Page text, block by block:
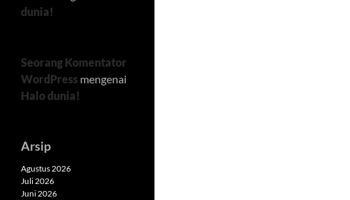
dunia!
Seorang Komentator
WordPress mengenai
Halo dunia!
Arsip
Agustus 2026
Juli 2026
Juni 2026